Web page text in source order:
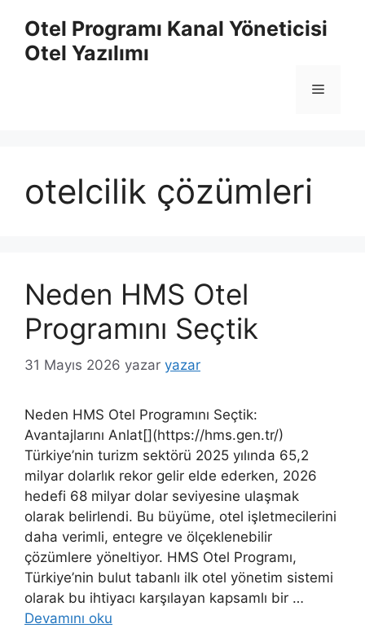
Otel Programı Kanal Yöneticisi
Otel Yazılımı
Menü
otelcilik çözümleri
Neden HMS Otel
Programını Seçtik
31 Mayıs 2026 yazar yazar
Neden HMS Otel Programını Seçtik:
Avantajlarını Anlat[](https://hms.gen.tr/)
Türkiye’nin turizm sektörü 2025 yılında 65,2
milyar dolarlık rekor gelir elde ederken, 2026
hedefi 68 milyar dolar seviyesine ulaşmak
olarak belirlendi. Bu büyüme, otel işletmecilerini
daha verimli, entegre ve ölçeklenebilir
çözümlere yöneltiyor. HMS Otel Programı,
Türkiye’nin bulut tabanlı ilk otel yönetim sistemi
olarak bu ihtiyacı karşılayan kapsamlı bir …
Devamını oku